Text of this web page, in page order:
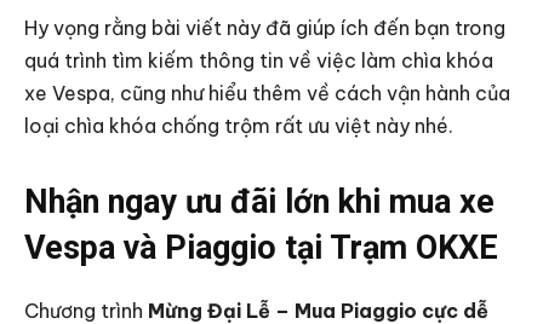
Hy vọng rằng bài viết này đã giúp ích đến bạn trong
quá trình tìm kiếm thông tin về việc làm chìa khóa
xe Vespa, cũng như hiểu thêm về cách vận hành của
loại chìa khóa chống trộm rất ưu việt này nhé.
Nhận ngay ưu đãi lớn khi mua xe
Vespa và Piaggio tại Trạm OKXE
Chương trình Mừng Đại Lễ – Mua Piaggio cực dễ